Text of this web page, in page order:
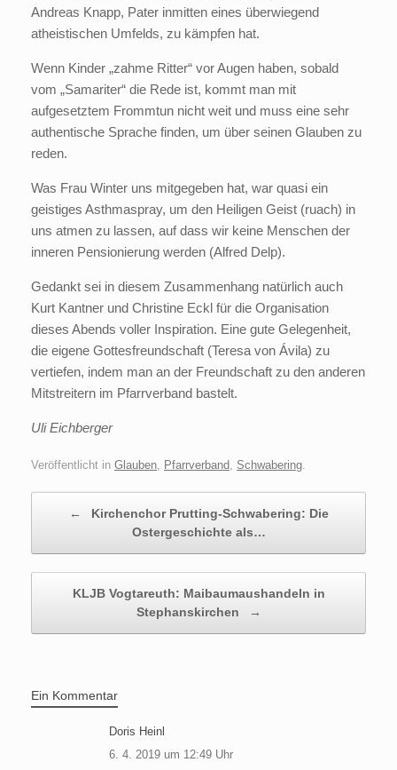
Andreas Knapp, Pater inmitten eines überwiegend
atheistischen Umfelds, zu kämpfen hat.
Wenn Kinder „zahme Ritter“ vor Augen haben, sobald
vom „Samariter“ die Rede ist, kommt man mit
aufgesetztem Frommtun nicht weit und muss eine sehr
authentische Sprache finden, um über seinen Glauben zu
reden.
Was Frau Winter uns mitgegeben hat, war quasi ein
geistiges Asthmaspray, um den Heiligen Geist (ruach) in
uns atmen zu lassen, auf dass wir keine Menschen der
inneren Pensionierung werden (Alfred Delp).
Gedankt sei in diesem Zusammenhang natürlich auch
Kurt Kantner und Christine Eckl für die Organisation
dieses Abends voller Inspiration. Eine gute Gelegenheit,
die eigene Gottesfreundschaft (Teresa von Ávila) zu
vertiefen, indem man an der Freundschaft zu den anderen
Mitstreitern im Pfarrverband bastelt.
Uli Eichberger
Veröffentlicht in Glauben Pfarrverband Schwabering
←
Kirchenchor Prutting-Schwabering: Die
Ostergeschichte als…
KLJB Vogtareuth: Maibaumaushandeln in
Stephanskirchen
→
Ein Kommentar
Doris Heinl
6. 4. 2019 um 12:49 Uhr